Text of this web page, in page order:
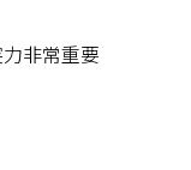
非常重要